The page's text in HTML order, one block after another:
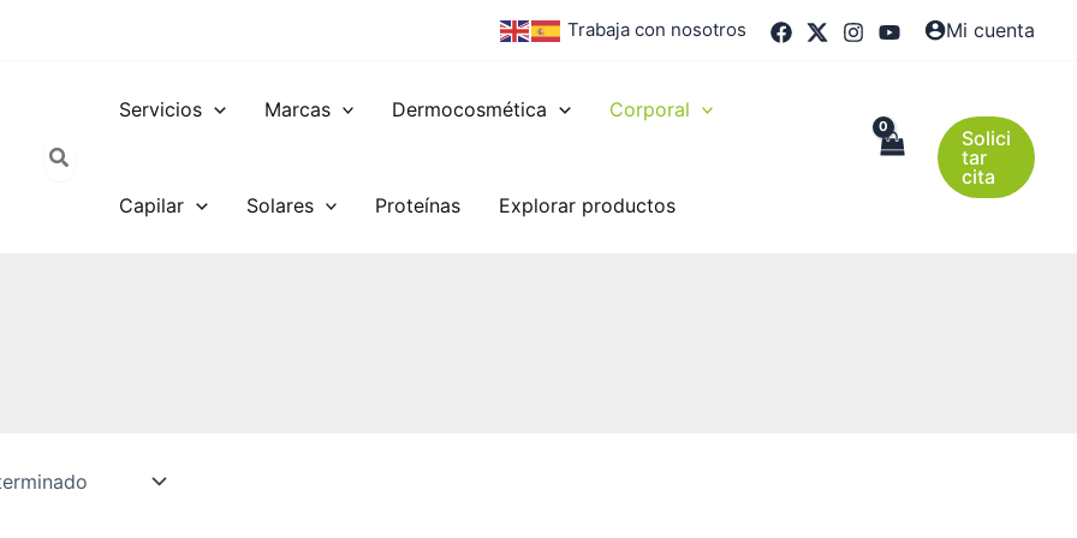
Trabaja con nosotros Mi cuenta
Servicios Marcas Dermocosmética Corporal
Capilar Solares Proteínas Explorar productos
Solici
tar
cita